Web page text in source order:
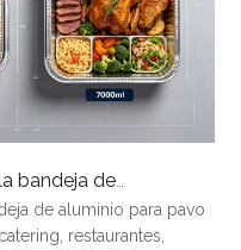
adecuada: una guía de tamaños completa
de aluminio para pavo
restaurantes,